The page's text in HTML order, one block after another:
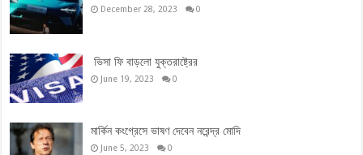
December 28, 2023 0
ভিসা ফি বাড়লো যুক্তরাষ্ট্রের
June 19, 2023 0
মার্কিন কংগ্রেসে ভাষণ দেবেন নরেন্দ্র মোদি
June 5, 2023 0